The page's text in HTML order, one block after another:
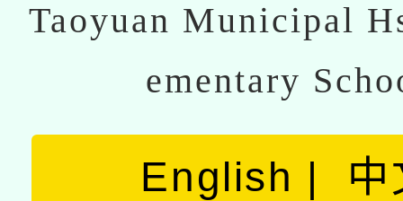
Taoyuan Municipal
ementary
English 中